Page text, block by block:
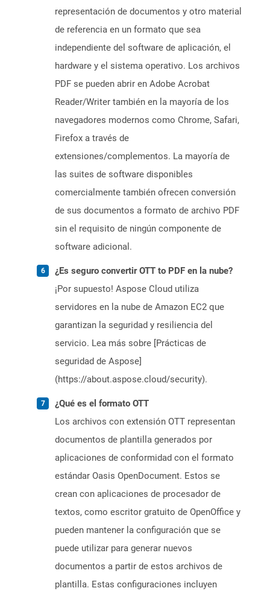
representación de documentos y otro material
de referencia en un formato que sea
independiente del software de aplicación, el
hardware y el sistema operativo. Los archivos
PDF se pueden abrir en Adobe Acrobat
Reader/Writer también en la mayoría de los
navegadores modernos como Chrome, Safari,
Firefox a través de
extensiones/complementos. La mayoría de
las suites de software disponibles
comercialmente también ofrecen conversión
de sus documentos a formato de archivo PDF
sin el requisito de ningún componente de
software adicional.
¿Es seguro convertir OTT to PDF en la nube?
¡Por supuesto! Aspose Cloud utiliza
servidores en la nube de Amazon EC2 que
garantizan la seguridad y resiliencia del
servicio. Lea más sobre [Prácticas de
seguridad de Aspose]
(https://about.aspose.cloud/security).
¿Qué es el formato OTT
Los archivos con extensión OTT representan
documentos de plantilla generados por
aplicaciones de conformidad con el formato
estándar Oasis OpenDocument. Estos se
crean con aplicaciones de procesador de
textos, como escritor gratuito de OpenOffice y
pueden mantener la configuración que se
puede utilizar para generar nuevos
documentos a partir de estos archivos de
plantilla. Estas configuraciones incluyen